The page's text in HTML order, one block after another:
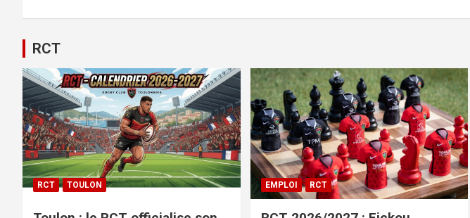
RCT
RCT TOULON EMPLOI RCT